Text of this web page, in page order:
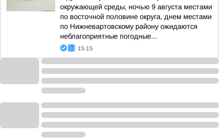
окружающей среды, ночью 9 августа местами
по восточной половине округа, днем местами
по Нижневартовскому району ожидаются
неблагоприятные погодные...
15:15